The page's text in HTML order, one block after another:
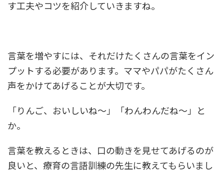
す工夫やコツを紹介していきますね。
言葉を増やすには、それだけたくさんの言葉をイン
プットする必要があります。ママやパパがたくさん
声をかけてあげることが大切です。
「りんご、おいしいね～」「わんわんだね～」と
か。
言葉を教えるときは、口の動きを見せてあげるのが
良いと、療育の言語訓練の先生に教えてもらいまし